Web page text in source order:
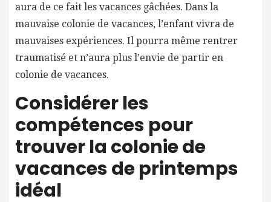
aura de ce fait les vacances gâchées. Dans la
mauvaise colonie de vacances, l’enfant vivra de
mauvaises expériences. Il pourra même rentrer
traumatisé et n’aura plus l’envie de partir en
colonie de vacances.
Considérer les
compétences pour
trouver la colonie de
vacances de printemps
idéal